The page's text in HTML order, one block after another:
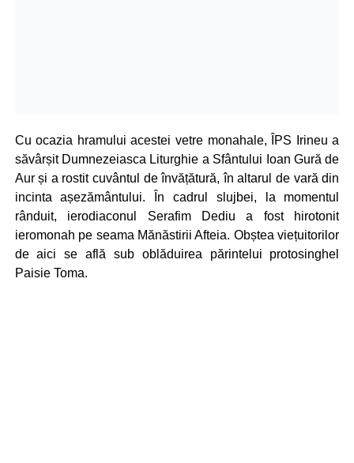
Cu ocazia hramului acestei vetre monahale, ÎPS Irineu a
săvârșit Dumnezeiasca Liturghie a Sfântului Ioan Gură de
Aur și a rostit cuvântul de învățătură, în altarul de vară din
incinta așezământului. În cadrul slujbei, la momentul
rânduit, ierodiaconul Serafim Dediu a fost hirotonit
ieromonah pe seama Mănăstirii Afteia. Obștea viețuitorilor
de aici se află sub oblăduirea părintelui protosinghel
Paisie Toma.